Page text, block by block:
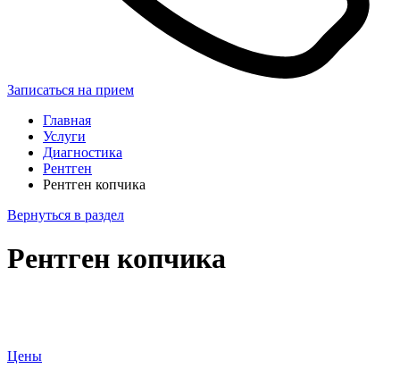
Записаться на прием
Главная
Услуги
Диагностика
Рентген
Рентген копчика
Вернуться в раздел
Рентген копчика
Цены